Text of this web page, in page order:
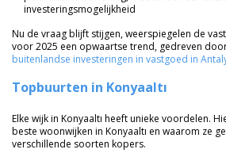
investeringsmogelijkheid
Nu de vraag blijft stijgen, weerspiegelen de
voor 2025 een opwaartse trend, gedreven
buitenlandse investeringen in vastgoed in
Topbuurten in Konyaaltı
Elke wijk in Konyaaltı heeft unieke voordelen.
beste woonwijken in Konyaaltı en waarom ze
verschillende soorten kopers.